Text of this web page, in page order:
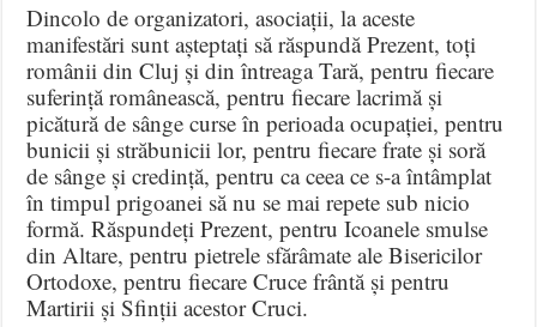
Dincolo de organizatori, asociații, la aceste
manifestări sunt așteptați să răspundă Prezent, toți
românii din Cluj și din întreaga Tară, pentru fiecare
suferință românească, pentru fiecare lacrimă și
picătură de sânge curse în perioada ocupației, pentru
bunicii și străbunicii lor, pentru fiecare frate și soră
de sânge și credință, pentru ca ceea ce s-a întâmplat
în timpul prigoanei să nu se mai repete sub nicio
formă. Răspundeți Prezent, pentru Icoanele smulse
din Altare, pentru pietrele sfărâmate ale Bisericilor
Ortodoxe, pentru fiecare Cruce frântă și pentru
Martirii și Sfinții acestor Cruci.